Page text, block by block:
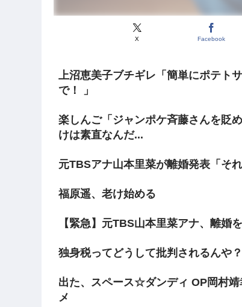
X Facebook
上沼恵美子ブチギレ「簡単にポテト
で！ 」
楽しんご「ジャンポケ斉藤さんを貶
けは素直なんだ...
元TBSアナ山本里菜が離婚発表「そ
福原遥、老け始める
【緊急】元TBS山本里菜アナ、離婚
独身税ってどうして批判されるんや？
出た、スペース☆ダンディ OP岡村
メ